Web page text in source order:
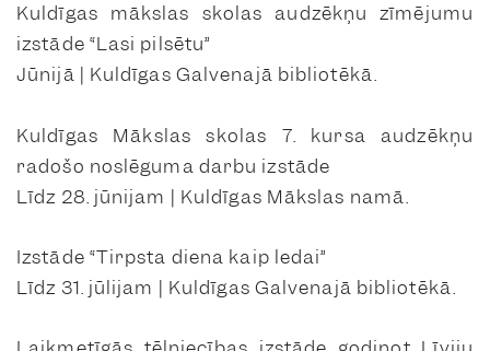
Kuldīgas mākslas skolas audzēkņu zīmējumu
izstāde “Lasi pilsētu”
Jūnijā | Kuldīgas Galvenajā bibliotēkā.
Kuldīgas Mākslas skolas 7. kursa audzēkņu
radošo noslēguma darbu izstāde
Līdz 28. jūnijam | Kuldīgas Mākslas namā.
Izstāde “Tirpsta diena kaip ledai”
Līdz 31. jūlijam | Kuldīgas Galvenajā bibliotēkā.